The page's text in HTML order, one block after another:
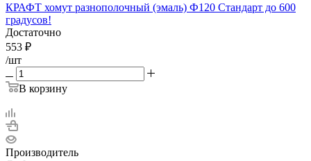
КРАФТ хомут разнополочный (эмаль) Ф120 Стандарт до 600
градусов!
Достаточно
553 ₽
/шт
В корзину
Производитель